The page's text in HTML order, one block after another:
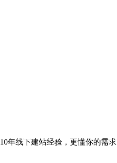
10年线下建站经验，更懂你的需求